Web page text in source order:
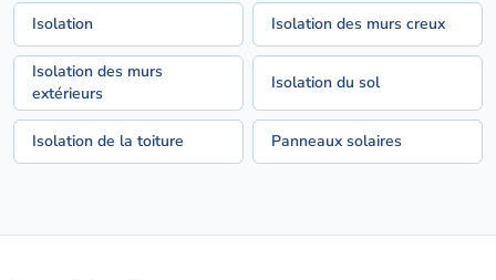
Isolation Isolation des murs creux
Isolation des murs
extérieurs
Isolation du sol
Isolation de la toiture Panneaux solaires